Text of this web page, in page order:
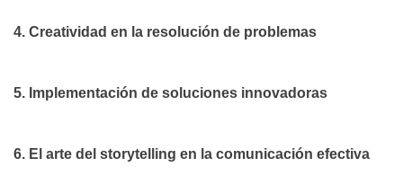
4. Creatividad en la resolución de problemas
5. Implementación de soluciones innovadoras
6. El arte del storytelling en la comunicación efectiva